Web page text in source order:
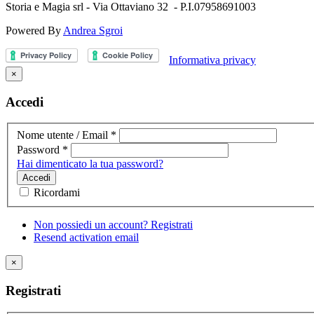
Storia e Magia srl - Via Ottaviano 32 - P.I.07958691003
Powered By Andrea Sgroi
Informativa privacy
×
Accedi
Nome utente / Email *
Password *
Hai dimenticato la tua password?
Accedi
Ricordami
Non possiedi un account? Registrati
Resend activation email
×
Registrati